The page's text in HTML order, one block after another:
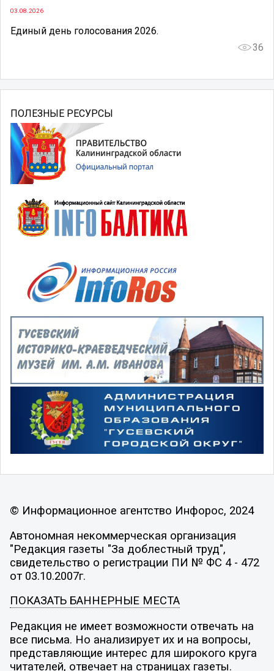
03.08.2026
Единый день голосования 2026.
36
ПОЛЕЗНЫЕ РЕСУРСЫ
© Информационное агентство Инфорос, 2024
Автономная некоммерческая организация
"Редакция газеты "За доблестный труд",
свидетельство о регистрации ПИ № ФС 4 - 472
от 03.10.2007г.
ПОКАЗАТЬ БАННЕРНЫЕ МЕСТА
Редакция не имеет возможности отвечать на
все письма. Но анализирует их и на вопросы,
представляющие интерес для широкого круга
читателей, отвечает на страницах газеты.